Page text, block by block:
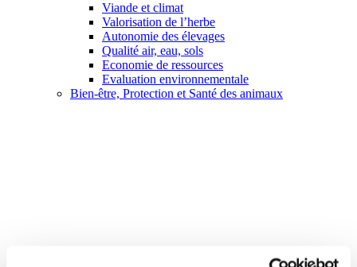
Viande et climat
Valorisation de l’herbe
Autonomie des élevages
Qualité air, eau, sols
Economie de ressources
Evaluation environnementale
Bien-être, Protection et Santé des animaux